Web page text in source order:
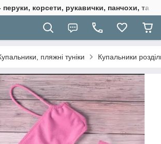
корсети, рукавички, панчохи, та
пляжні туніки Купальники